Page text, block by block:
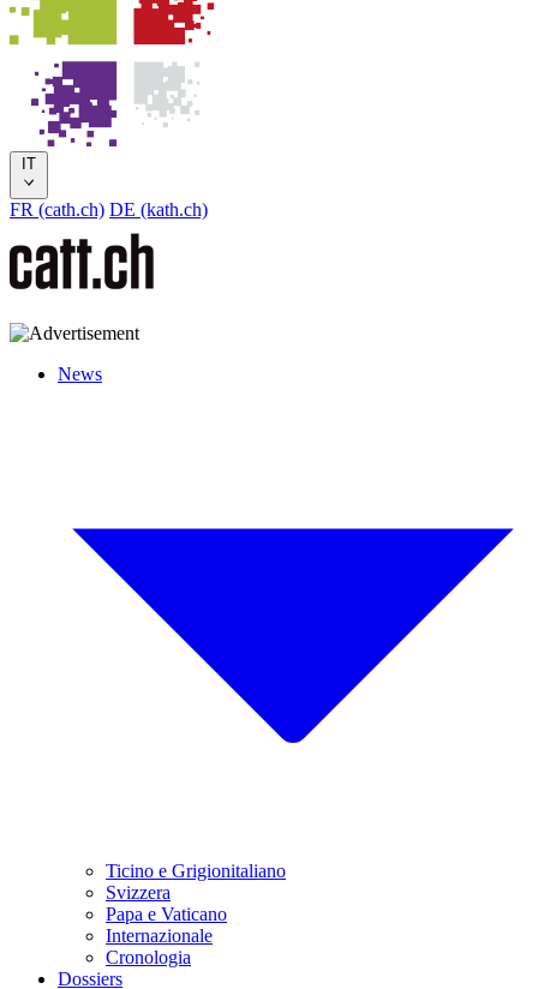
IT
FR (cath.ch) DE (kath.ch)
News
Ticino e Grigionitaliano
Svizzera
Papa e Vaticano
Internazionale
Cronologia
Dossiers